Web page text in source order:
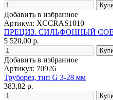
Добавить в избранное
Артикул: XCCRAS1010
ПРЕЦИЗ. СИЛЬФОННЫЙ
5 520,00 р.
Добавить в избранное
Артикул: 70926
Труборез, тип G 3-28 мм
383,82 р.